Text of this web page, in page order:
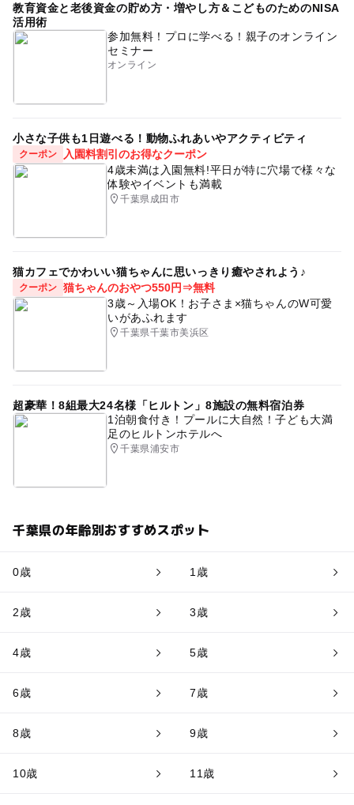
教育資金と老後資金の貯め方・増やし方＆こどものためのNISA
活用術
参加無料！プロに学べる！親子のオンライン
セミナー
オンライン
小さな子供も1日遊べる！動物ふれあいやアクティビティ
クーポン
入園料割引のお得なクーポン
4歳未満は入園無料!平日が特に穴場で様々な
体験やイベントも満載
千葉県成田市
猫カフェでかわいい猫ちゃんに思いっきり癒やされよう♪
クーポン 猫ちゃんのおやつ550円⇒無料
3歳～入場OK！お子さま×猫ちゃんのW可愛
いがあふれます
千葉県千葉市美浜区
超豪華！8組最大24名様「ヒルトン」8施設の無料宿泊券
1泊朝食付き！プールに大自然！子ども大満
足のヒルトンホテルへ
千葉県浦安市
千葉県の年齢別おすすめスポット
0歳 1歳
2歳 3歳
4歳 5歳
6歳 7歳
8歳 9歳
10歳 11歳